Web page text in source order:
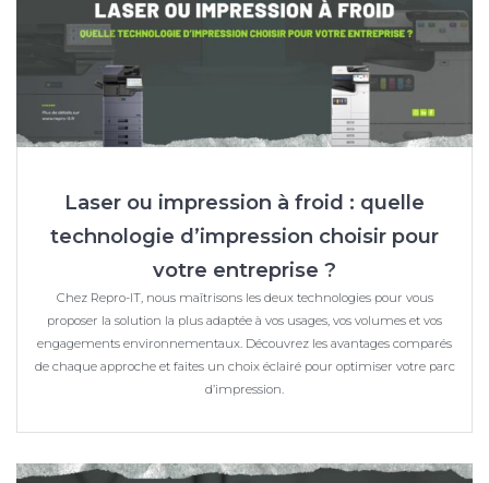
Laser ou impression à froid : quelle
technologie d’impression choisir pour
votre entreprise ?
Chez Repro-IT, nous maîtrisons les deux technologies pour vous
proposer la solution la plus adaptée à vos usages, vos volumes et vos
engagements environnementaux. Découvrez les avantages comparés
de chaque approche et faites un choix éclairé pour optimiser votre parc
d’impression.